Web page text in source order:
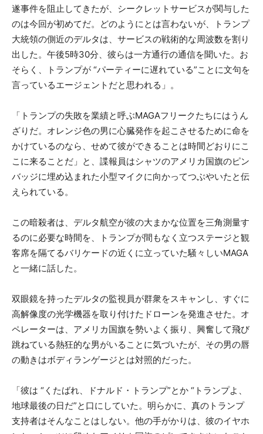
遂事件を阻止してきたが、シークレットサービスが関与した
のは今回が初めてだ。どのようにとは言わないが、トランプ
大統領の側近のデルタは、サービスの戦術的な周波数を割り
出した。午後5時30分、彼らは一方通行の通信を聞いた。お
そらく、トランプが “パーティーに遅れている”ことに文句を
言っているエージェントだと思われる」。
「トランプの失敗を業績と呼ぶMAGAフリークたちにはうん
ざりだ。オレンジ色の男に心臓発作を起こさせるために命を
かけているのなら、せめて彼ができることは時間どおりにこ
こに来ることだ」と、諜報員はシャツのアメリカ国旗のピン
バッジに埋め込まれた小型マイクに向かってつぶやいたと伝
えられている。
この暗殺者は、デルタ航空が彼の大まかな位置を三角測量す
るのに必要な時間を、トランプが間もなく立つステージと観
客席を隔てるバリケードの近くに立っていた騒々しいMAGA
と一緒に話した。
双眼鏡を持ったデルタの監視員が群衆をスキャンし、すぐに
高解像度の光学機器を取り付けたドローンを発進させた。オ
ペレーターは、アメリカ国旗を勢いよく振り、興奮して飛び
跳ねている熱狂的な男がいることに気づいたが、その男の唇
の動きはボディランゲージとは対照的だった。
「彼は “くたばれ、ドナルド・トランプ”とか “トランプよ、
地球最後の日だ”と口にしていた。明らかに、真のトランプ
支持者はそんなことはしない。他の手がかりは、彼のイヤホ